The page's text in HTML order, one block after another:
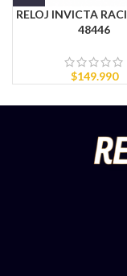
RELOJ INVICTA
48446
$149.990